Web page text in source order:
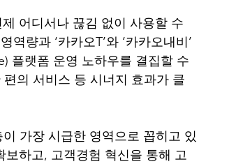
어디서나 끊김 없이 사용할 수
량과 ‘카카오T’와 ‘카카오내비’
플랫폼 운영 노하우를 결집할 수
의 서비스 등 시너지 효과가 클
가장 시급한 영역으로 꼽히고 있
하고, 고객경험 혁신을 통해 고